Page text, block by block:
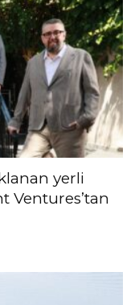
yerli
Ventures’tan